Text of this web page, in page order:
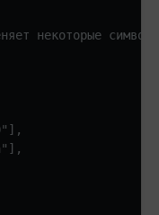
некоторые